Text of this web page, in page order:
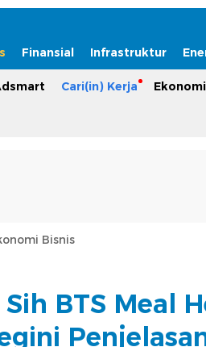
Finansial Infrastruktur
Cari(in) Kerja
Bisnis
BTS Meal